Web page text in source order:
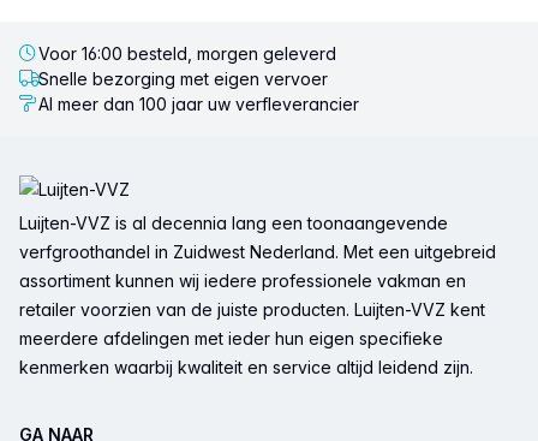
Voor 16:00 besteld, morgen geleverd
Snelle bezorging met eigen vervoer
Al meer dan 100 jaar uw verfleverancier
Luijten-VVZ is al decennia lang een toonaangevende
verfgroothandel in Zuidwest Nederland. Met een uitgebreid
assortiment kunnen wij iedere professionele vakman en
retailer voorzien van de juiste producten. Luijten-VVZ kent
meerdere afdelingen met ieder hun eigen specifieke
kenmerken waarbij kwaliteit en service altijd leidend zijn.
GA NAAR